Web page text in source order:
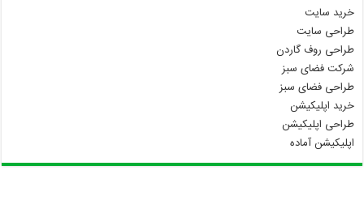
خرید سایت
طراحی سایت
طراحی روف گاردن
شرکت فضای سبز
طراحی فضای سبز
خرید اپلیکیشن
طراحی اپلیکیشن
اپلیکیشن آماده